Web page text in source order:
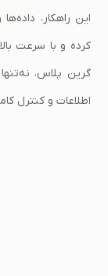
این راهکار،
کرده و با سرعت
گرین پلاس،
اطلاعات و کنترل